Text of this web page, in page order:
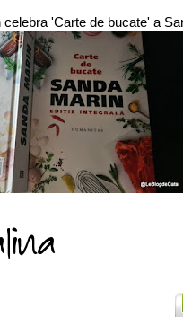
'Carte de bucate' a